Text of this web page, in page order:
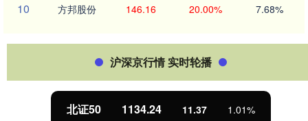
10 方邦股份 146.16 20.00% 7.68%
沪深京行情 实时轮播
北证50 1134.24 11.37 1.01%